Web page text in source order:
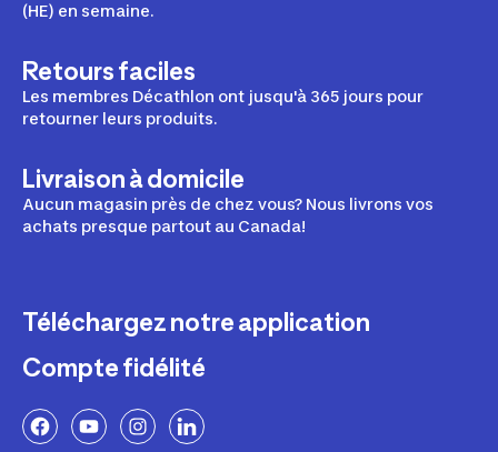
(HE) en semaine.
Retours faciles
Les membres Décathlon ont jusqu'à 365 jours pour
retourner leurs produits.
Livraison à domicile
Aucun magasin près de chez vous? Nous livrons vos
achats presque partout au Canada!
Téléchargez notre application
Compte fidélité